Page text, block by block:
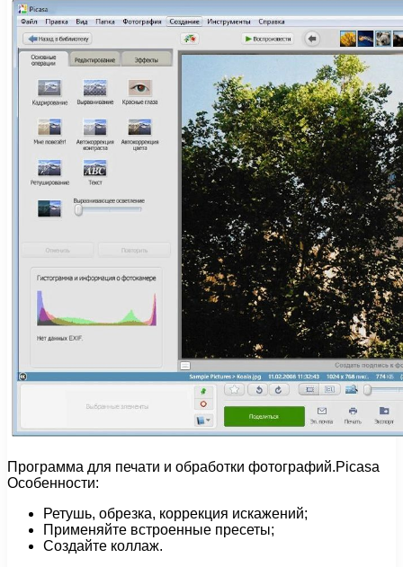
Программа для печати и обработки фотографий.Picasa
Особенности:
Ретушь, обрезка, коррекция искажений;
Применяйте встроенные пресеты;
Создайте коллаж.